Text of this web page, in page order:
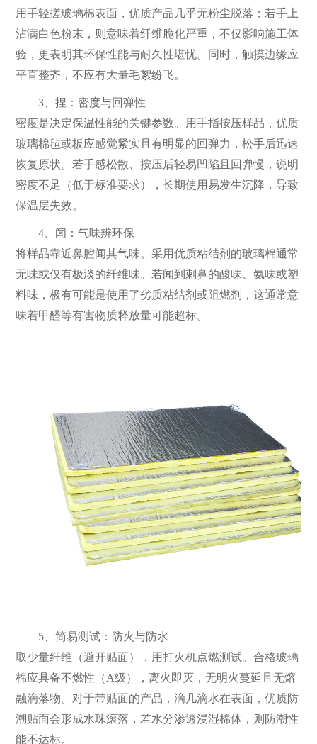
用手轻搓玻璃棉表面，优质产品几乎无粉尘脱落；若手上
沾满白色粉末，则意味着纤维脆化严重，不仅影响施工体
验，更表明其环保性能与耐久性堪忧。同时，触摸边缘应
平直整齐，不应有大量毛絮纷飞。
3、捏：密度与回弹性
密度是决定保温性能的关键参数。用手指按压样品，优质
玻璃棉毡或板应感觉紧实且有明显的回弹力，松手后迅速
恢复原状。若手感松散、按压后轻易凹陷且回弹慢，说明
密度不足（低于标准要求），长期使用易发生沉降，导致
保温层失效。
4、闻：气味辨环保
将样品靠近鼻腔闻其气味。采用优质粘结剂的玻璃棉通常
无味或仅有极淡的纤维味。若闻到刺鼻的酸味、氨味或塑
料味，极有可能是使用了劣质粘结剂或阻燃剂，这通常意
味着甲醛等有害物质释放量可能超标。
5、简易测试：防火与防水
取少量纤维（避开贴面），用打火机点燃测试。合格玻璃
棉应具备不燃性（A级），离火即灭，无明火蔓延且无熔
融滴落物。对于带贴面的产品，滴几滴水在表面，优质防
潮贴面会形成水珠滚落，若水分渗透浸湿棉体，则防潮性
能不达标。